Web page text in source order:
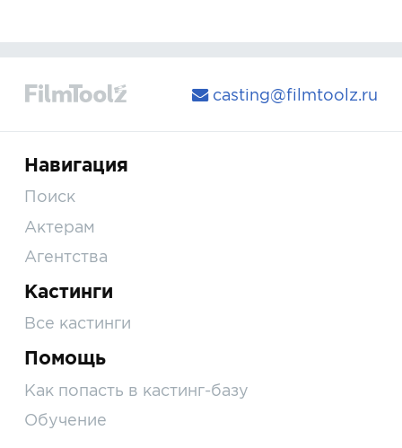
casting@filmtoolz.ru
Навигация
Поиск
Актерам
Агентства
Кастинги
Все кастинги
Помощь
Как попасть в кастинг-базу
Обучение